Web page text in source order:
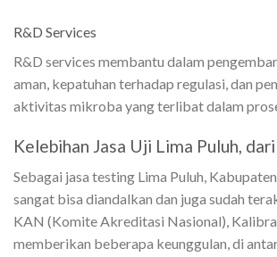
R&D Services
R&D services membantu dalam
aman, kepatuhan terhadap regulasi, dan
aktivitas mikroba yang terlibat dalam
Kelebihan Jasa Uji Lima Puluh,
Sebagai jasa testing Lima Puluh,
sangat bisa diandalkan dan juga sudah
KAN (Komite Akreditasi Nasional),
memberikan beberapa keunggulan, di